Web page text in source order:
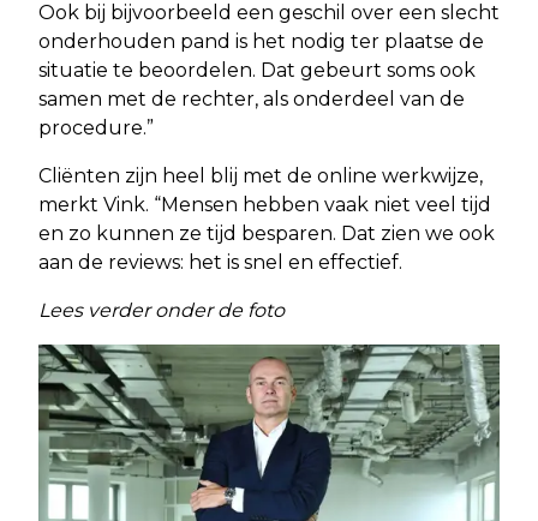
Ook bij bijvoorbeeld een geschil over een slecht
onderhouden pand is het nodig ter plaatse de
situatie te beoordelen. Dat gebeurt soms ook
samen met de rechter, als onderdeel van de
procedure.”
Cliënten zijn heel blij met de online werkwijze,
merkt Vink. “Mensen hebben vaak niet veel tijd
en zo kunnen ze tijd besparen. Dat zien we ook
aan de reviews: het is snel en effectief.
Lees verder onder de foto